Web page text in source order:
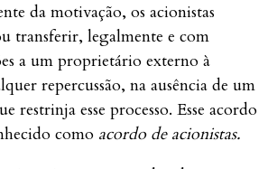
da motivação, os acionistas
transferir, legalmente e com
a um proprietário externo à
repercussão, na ausência de um
restrinja esse processo. Esse acordo
como acordo de acionistas.